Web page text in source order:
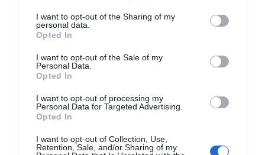
not limited to your visit or usage behaviour. You may click to
grant or deny consent to Google and its third-party tags to
use your data for below specified purposes in below Google
consent section.
I want to opt-out of the Sharing of my
personal data.
Opted In
I want to opt-out of the Sale of my
Personal Data.
Opted In
I want to opt-out of processing my
Personal Data for Targeted Advertising.
Opted In
I want to opt-out of Collection, Use,
Retention, Sale, and/or Sharing of my
Αυτά τα σχολεία αναβαθμίζονται
στην Εύβοια – Τι έργα γίνονται –
Δείτε εικόνες
10.08.2026 | 11:40
γίνει αύριο στα σοκάκια αυτού
χωριού
10.08.2026 | 11:20
Η Λίμνη Ευβοίας γίνεται σημείο
Ο Λευτέρης Στεργίου
επιστρέφει στην
Ιστιαία!
Σε δημοπρασία η
γκολ του Μαραντόνα